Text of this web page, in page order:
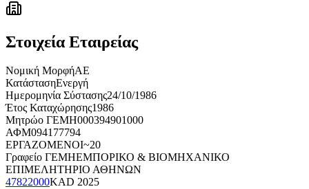
Στοιχεία Εταιρείας
Νομική ΜορφήΑΕ
ΚατάστασηΕνεργή
Ημερομηνία Σύστασης24/10/1986
Έτος Καταχώρησης1986
Μητρώο ΓΕΜΗ000394901000
ΑΦΜ094177794
ΕΡΓΑΖΟΜΕΝΟΙ~20
Γραφείο ΓΕΜΗΕΜΠΟΡΙΚΟ & ΒΙΟΜΗΧΑΝΙΚΟ
ΕΠΙΜΕΛΗΤΗΡΙΟ ΑΘΗΝΩΝ
47822000KAD 2025